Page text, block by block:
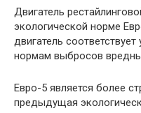
Двигатель
экологической норме
двигатель
нормам выбросов
Евро-5 является более
предыдущая